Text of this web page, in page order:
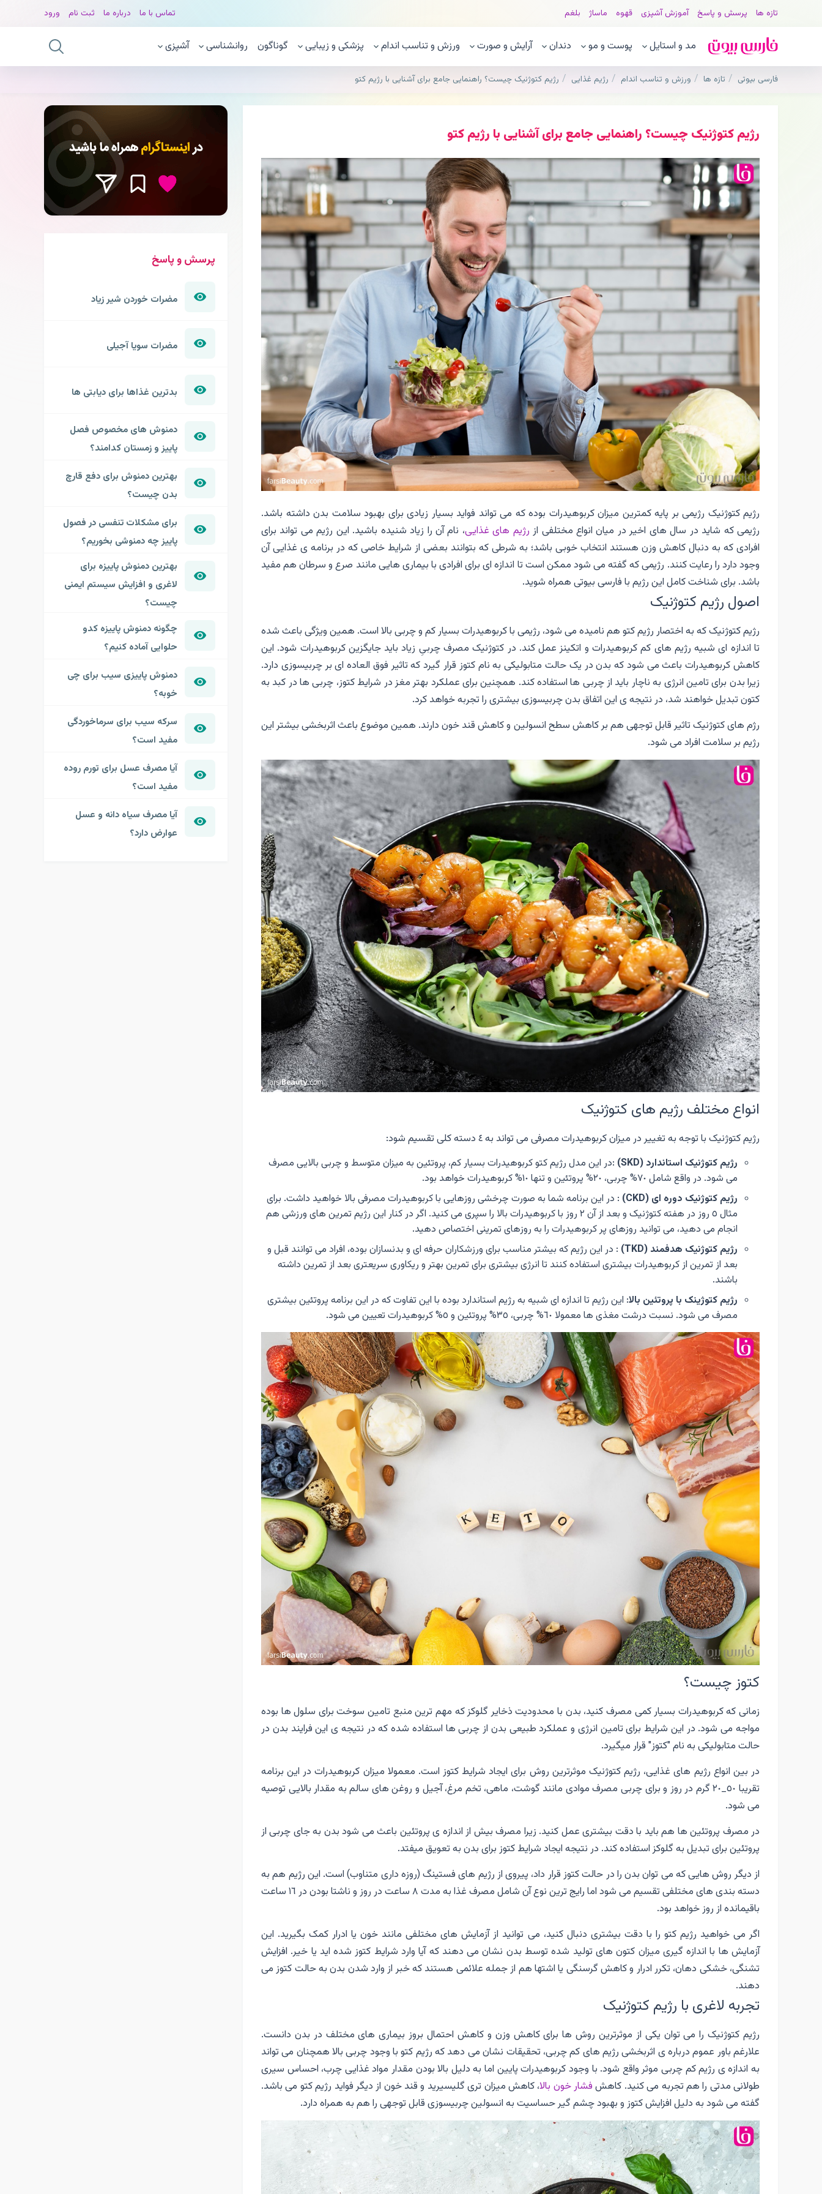
تازه ها پرسش و پاسخ آموزش آشپزی قهوه ماساژ بلغم تماس با ما درباره ما ثبت نام ورود
مد و استایل پوست و مو دندان آرایش و صورت ورزش و تناسب اندام پزشکی و زیبایی گوناگون روانشناسی آشپزی
فارسی بیوتی تازه ها ورزش و تناسب اندام رژیم غذایی رژیم کتوژنیک چیست؟ راهنمایی جامع برای آشنایی با رژیم کتو
رژیم کتوژنیک چیست؟ راهنمایی جامع برای آشنایی با رژیم کتو
رژیم کتوژنیک رژیمی بر پایه کمترین میزان کربوهیدرات بوده که می تواند فواید بسیار زیادی برای بهبود سلامت بدن داشته باشد.
رژیمی که شاید در سال های اخیر در میان انواع مختلفی از رژیم های غذایی، نام آن را زیاد شنیده باشید. این رژیم می تواند برای
افرادی که به دنبال کاهش وزن هستند انتخاب خوبی باشد؛ به شرطی که بتوانند بعضی از شرایط خاصی که در برنامه ی غذایی آن
وجود دارد را رعایت کنند. رژیمی که گفته می شود ممکن است تا اندازه ای برای افرادی با بیماری هایی مانند صرع و سرطان هم مفید
باشد. برای شناخت کامل این رژیم با فارسی بیوتی همراه شوید.
اصول رژیم کتوژنیک
رژیم کتوژنیک که به اختصار رژیم کتو هم نامیده می شود، رژیمی با کربوهیدرات بسیار کم و چربی بالا است. همین ویژگی باعث شده
تا اندازه ای شبیه رژیم های کم کربوهیدرات و اتکینز عمل کند. در کتوژنیک مصرف چربیِ زیاد باید جایگزین کربوهیدرات شود. این
کاهش کربوهیدرات باعث می شود که بدن در یک حالت متابولیکی به نام کتوز قرار گیرد که تاثیر فوق العاده ای بر چربیسوزی دارد.
زیرا بدن برای تامین انرژی به ناچار باید از چربی ها استفاده کند. همچنین برای عملکرد بهتر مغز در شرایط کتوز، چربی ها در کبد به
کتون تبدیل خواهند شد، در نتیجه ی این اتفاق بدن چربیسوزی بیشتری را تجربه خواهد کرد.
رژم های کتوژنیک تاثیر قابل توجهی هم بر کاهش سطح انسولین و کاهش قند خون دارند. همین موضوع باعث اثربخشی بیشتر این
رژیم بر سلامت افراد می شود.
انواع مختلف رژیم های کتوژنیک
رژیم کتوژنیک با توجه به تغییر در میزان کربوهیدرات مصرفی می تواند به ٤ دسته کلی تقسیم شود:
رژیم کتوژنیک استاندارد (SKD
) :در این مدل رژیم کتو کربوهیدرات بسیار کم، پروتئین به میزان متوسط و چربی بالایی مصرف
می شود. در واقع شامل ٧٠% چربی، ٢٠% پروتئین و تنها ١٠% کربوهیدرات خواهد بود.
رژیم کتوژنیک دوره ای (CKD
) : در این برنامه شما به صورت چرخشی روزهایی با کربوهیدرات مصرفی بالا خواهید داشت. برای
مثال ٥ روز در هفته کتوژنیک و بعد از آن ٢ روز با کربوهیدرات بالا را سپری می کنید. اگر در کنار این رژیم تمرین های ورزشی هم
انجام می دهید، می توانید روزهای پر کربوهیدرات را به روزهای تمرینی اختصاص دهید.
رژیم کتوژنیک هدفمند (TKD
) : در این رژیم که بیشتر مناسب برای ورزشکاران حرفه ای و بدنسازان بوده، افراد می توانند قبل و
بعد از تمرین از کربوهیدرات بیشتری استفاده کنند تا انرژی بیشتری برای تمرین بهتر و ریکاوری سریعتری بعد از تمرین داشته
باشند.
رژیم کتوژینک با پروتئین بالا: این رژیم تا اندازه ای شبیه به رژیم استاندارد بوده با این تفاوت که در این برنامه پروتئین بیشتری
مصرف می شود. نسبت درشت مغذی ها معمولا ٦٠% چربی، ٣٥% پروتئین و ٥% کربوهیدرات تعیین می شود.
کتوز چیست؟
زمانی که کربوهیدرات بسیار کمی مصرف کنید، بدن با محدودیت ذخایر گلوکز که مهم ترین منبع تامین سوخت برای سلول ها بوده
مواجه می شود. در این شرایط برای تامین انرژی و عملکرد طبیعی بدن از چربی ها استفاده شده که در نتیجه ی این فرایند بدن در
حالت متابولیکی به نام "کتوز" قرار میگیرد.
در بین انواع رژیم های غذایی، رژیم کتوژنیک موثرترین روش برای ایجاد شرایط کتوز است. معمولا میزان کربوهیدرات در این برنامه
تقریبا ٥٠_٢٠ گرم در روز و برای چربی مصرف موادی مانند گوشت، ماهی، تخم مرغ، آجیل و روغن های سالم به مقدار بالایی توصیه
می شود.
در مصرف پروتئین ها هم باید با دقت بیشتری عمل کنید. زیرا مصرف بیش از اندازه ی پروتئین باعث می شود بدن به جای چربی از
پروتئین برای تبدیل به گلوکز استفاده کند. در نتیجه ایجاد شرایط کتوز برای بدن به تعویق میفتد.
از دیگر روش هایی که می توان بدن را در حالت کتوز قرار داد، پیروی از رژیم های فستینگ (روزه داری متناوب) است. این رژیم هم به
دسته بندی های مختلفی تقسیم می شود اما رایج ترین نوع آن شامل مصرف غذا به مدت ٨ ساعت در روز و ناشتا بودن در ١٦ ساعت
باقیمانده از روز خواهد بود.
اگر می خواهید رژیم کتو را با دقت بیشتری دنبال کنید، می توانید از آزمایش های مختلفی مانند خون یا ادرار کمک بگیرید. این
آزمایش ها با اندازه گیری میزان کتون های تولید شده توسط بدن نشان می دهند که آیا وارد شرایط کتوز شده اید یا خیر. افزایش
تشنگی، خشکی دهان، تکرر ادرار و کاهش گرسنگی یا اشتها هم از جمله علائمی هستند که خبر از وارد شدن بدن به حالت کتوز می
دهند.
تجربه لاغری با رژیم کتوژنیک
رژیم کتوژنیک را می توان یکی از موثرترین روش ها برای کاهش وزن و کاهش احتمال بروز بیماری های مختلف در بدن دانست.
علارغم باور عموم درباره ی اثربخشی رژیم های کم چربی، تحقیقات نشان می دهد که رژیم کتو با وجود چربی بالا همچنان می تواند
به اندازه ی رژیم کم چربی موثر واقع شود. با وجود کربوهیدرات پایین اما به دلیل بالا بودن مقدار مواد غذایی چرب، احساس سیری
طولانی مدتی را هم تجربه می کنید. کاهشفشار خون بالا، کاهش میزان تری گلیسیرید و قند خون از دیگر فواید رژیم کتو می باشد.
گفته می شود به دلیل افزایش کتوز و بهبود چشم گیر حساسیت به انسولین چربیسوزی قابل توجهی را هم به همراه دارد.
پرسش و پاسخ
مضرات خوردن شیر زیاد
مضرات سویا آجیلی
بدترین غذاها برای دیابتی ها
دمنوش های مخصوص فصل
پاییز و زمستان کدامند؟
بهترین دمنوش برای دفع قارچ
بدن چیست؟
برای مشکلات تنفسی در فصول
پاییز چه دمنوشی بخوریم؟
بهترین دمنوش پاییزه برای
لاغری و افزایش سیستم ایمنی
چیست؟
چگونه دمنوش پاییزه کدو
حلوایی آماده کنیم؟
دمنوش پاییزی سیب برای چی
خوبه؟
سرکه سیب برای سرماخوردگی
مفید است؟
آیا مصرف عسل برای تورم روده
مفید است؟
آیا مصرف سیاه دانه و عسل
عوارض دارد؟